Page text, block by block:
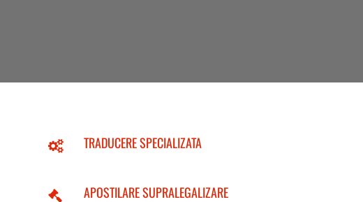
TRADUCERE SPECIALIZATA
APOSTILARE SUPRALEGALIZARE